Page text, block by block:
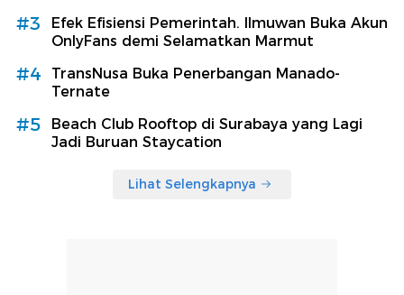
#3
Efek Efisiensi Pemerintah. Ilmuwan Buka Akun
OnlyFans demi Selamatkan Marmut
#4
TransNusa Buka Penerbangan Manado-
Ternate
#5
Beach Club Rooftop di Surabaya yang Lagi
Jadi Buruan Staycation
Lihat Selengkapnya